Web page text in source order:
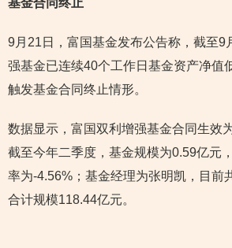
基金合同终止
9月21日，富国基金发布公告称，截至9
强基金已连续40个工作日基金资产净值
触发基金合同终止情形。
数据显示，富国双利增强基金合同生效
截至今年二季度，基金规模为0.59亿元
率为-4.56%；基金经理为张明凯，目前
合计规模118.44亿元。